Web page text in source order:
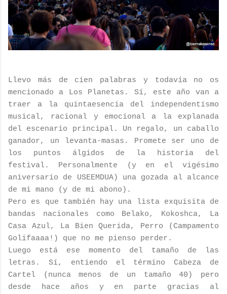
Llevo más de cien palabras y todavía no os
mencionado a Los Planetas. Sí, este año van a
traer a la quintaesencia del independentismo
musical, racional y emocional a la explanada
del escenario principal. Un regalo, un caballo
ganador, un levanta-masas. Promete ser uno de
los puntos álgidos de la historia del
festival. Personalmente (y en el vigésimo
aniversario de USEEMDUA) una gozada al alcance
de mi mano (y de mi abono).
Pero es que también hay una lista exquisita de
bandas nacionales como Belako, Kokoshca, La
Casa Azul, La Bien Querida, Perro (Campamento
Golifaaaa!) que no me pienso perder.
Luego está ese momento del tamaño de las
letras. Sí, entiendo el término Cabeza de
Cartel (nunca menos de un tamaño 40) pero
desde hace años y en parte gracias al